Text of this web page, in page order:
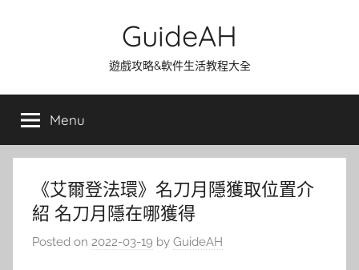
GuideAH
遊戲攻略&軟件生活教程大全
Menu
《艾爾登法環》名刀月隱獲取位置介
紹 名刀月隱在哪獲得
Posted on 2022-03-19 by GuideAH